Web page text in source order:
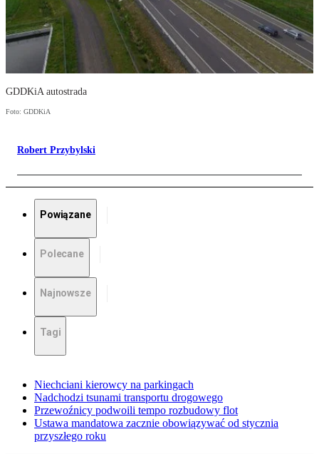
GDDKiA autostrada
Foto: GDDKiA
Robert Przybylski
Powiązane
Polecane
Najnowsze
Tagi
Niechciani kierowcy na parkingach
Nadchodzi tsunami transportu drogowego
Przewoźnicy podwoili tempo rozbudowy flot
Ustawa mandatowa zacznie obowiązywać od stycznia
przyszłego roku